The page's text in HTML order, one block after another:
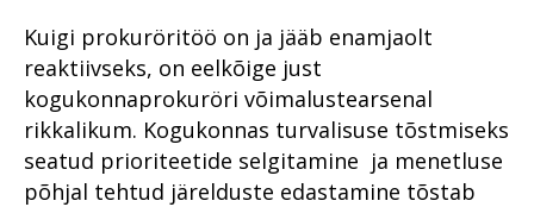
Süüdistusosakond
Järelevalveosakond
Aasta prokurör ja aasta
ametnik
Prokuratuuri tegevuse
ülevaade 2016. aastal
Kuigi prokuröritöö on ja jääb enamjaolt
reaktiivseks, on eelkõige just
kogukonnaprokuröri võimalustearsenal
rikkalikum. Kogukonnas turvalisuse tõstmiseks
seatud prioriteetide selgitamine ja menetluse
põhjal tehtud järelduste edastamine tõstab